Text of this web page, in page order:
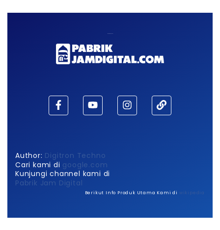
Author: Digitron Techno
Cari kami di google.com
Kunjungi channel kami di
Pabrik Jam Digital
Berikut Info Produk Utama Kami di wikipedia